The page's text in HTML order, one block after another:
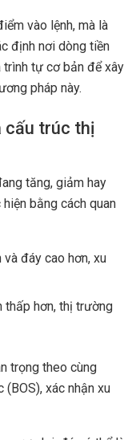
vào lệnh, mà là
định nơi dòng tiền
trình tự cơ bản để xây
pháp này.
cấu trúc thị
tăng, giảm hay
bằng cách quan
đáy cao hơn, xu
thấp hơn, thị trường
trọng theo cùng
xác nhận xu